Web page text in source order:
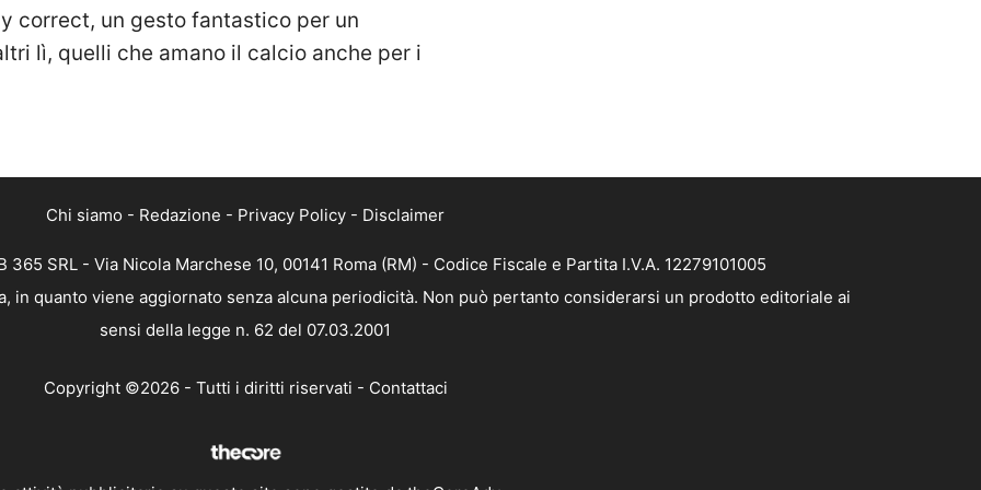
correct, un gesto fantastico per un
lì, quelli che amano il calcio anche per i
Chi siamo - Redazione - Privacy Policy - Disclaimer
SRL - Via Nicola Marchese 10, 00141 Roma (RM) - Codice Fiscale e Partita I.V.A. 12279101005
in quanto viene aggiornato senza alcuna periodicità. Non può pertanto considerarsi un prodotto editoriale ai
sensi della legge n. 62 del 07.03.2001
Copyright ©2026 - Tutti i diritti riservati - Contattaci